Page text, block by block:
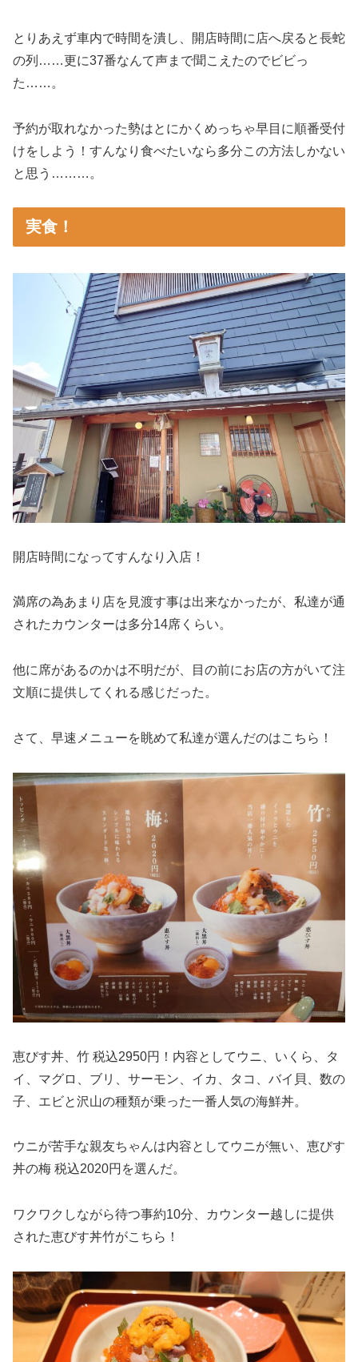
とりあえず車内で時間を潰し、開店時間に店へ戻ると長蛇
の列……更に37番なんて声まで聞こえたのでビビっ
た……。
予約が取れなかった勢はとにかくめっちゃ早目に順番受付
けをしよう！すんなり食べたいなら多分この方法しかない
と思う………。
実食！
開店時間になってすんなり入店！
満席の為あまり店を見渡す事は出来なかったが、私達が通
されたカウンターは多分14席くらい。
他に席があるのかは不明だが、目の前にお店の方がいて注
文順に提供してくれる感じだった。
さて、早速メニューを眺めて私達が選んだのはこちら！
恵びす丼、竹 税込2950円！内容としてウニ、いくら、タ
イ、マグロ、ブリ、サーモン、イカ、タコ、バイ貝、数の
子、エビと沢山の種類が乗った一番人気の海鮮丼。
ウニが苦手な親友ちゃんは内容としてウニが無い、恵びす
丼の梅 税込2020円を選んだ。
ワクワクしながら待つ事約10分、カウンター越しに提供
された恵びす丼竹がこちら！